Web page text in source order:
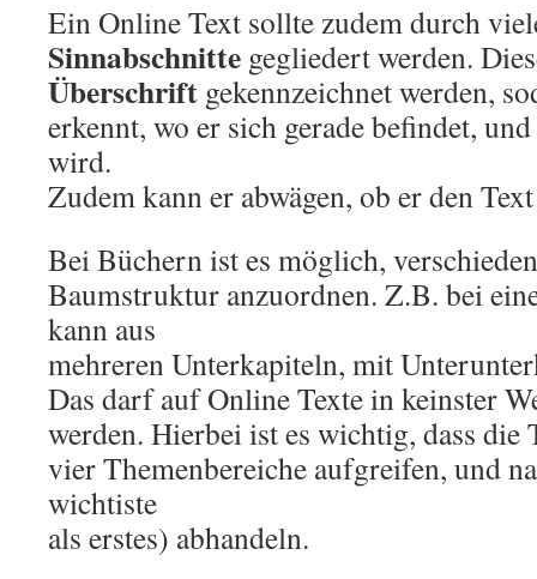
Ein Online Text sollte zudem durch
Sinnabschnitte gegliedert werden.
Überschrift gekennzeichnet werden,
erkennt, wo er sich gerade befindet,
wird.
Zudem kann er abwägen, ob er den
Bei Büchern ist es möglich,
Baumstruktur anzuordnen. Z.B. bei
kann aus
mehreren Unterkapiteln, mit
Das darf auf Online Texte in keinster
werden. Hierbei ist es wichtig, dass die
vier Themenbereiche aufgreifen, und
wichtiste
als erstes) abhandeln.